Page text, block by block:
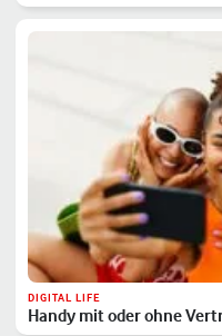
DIGITAL LIFE
Handy mit oder ohne